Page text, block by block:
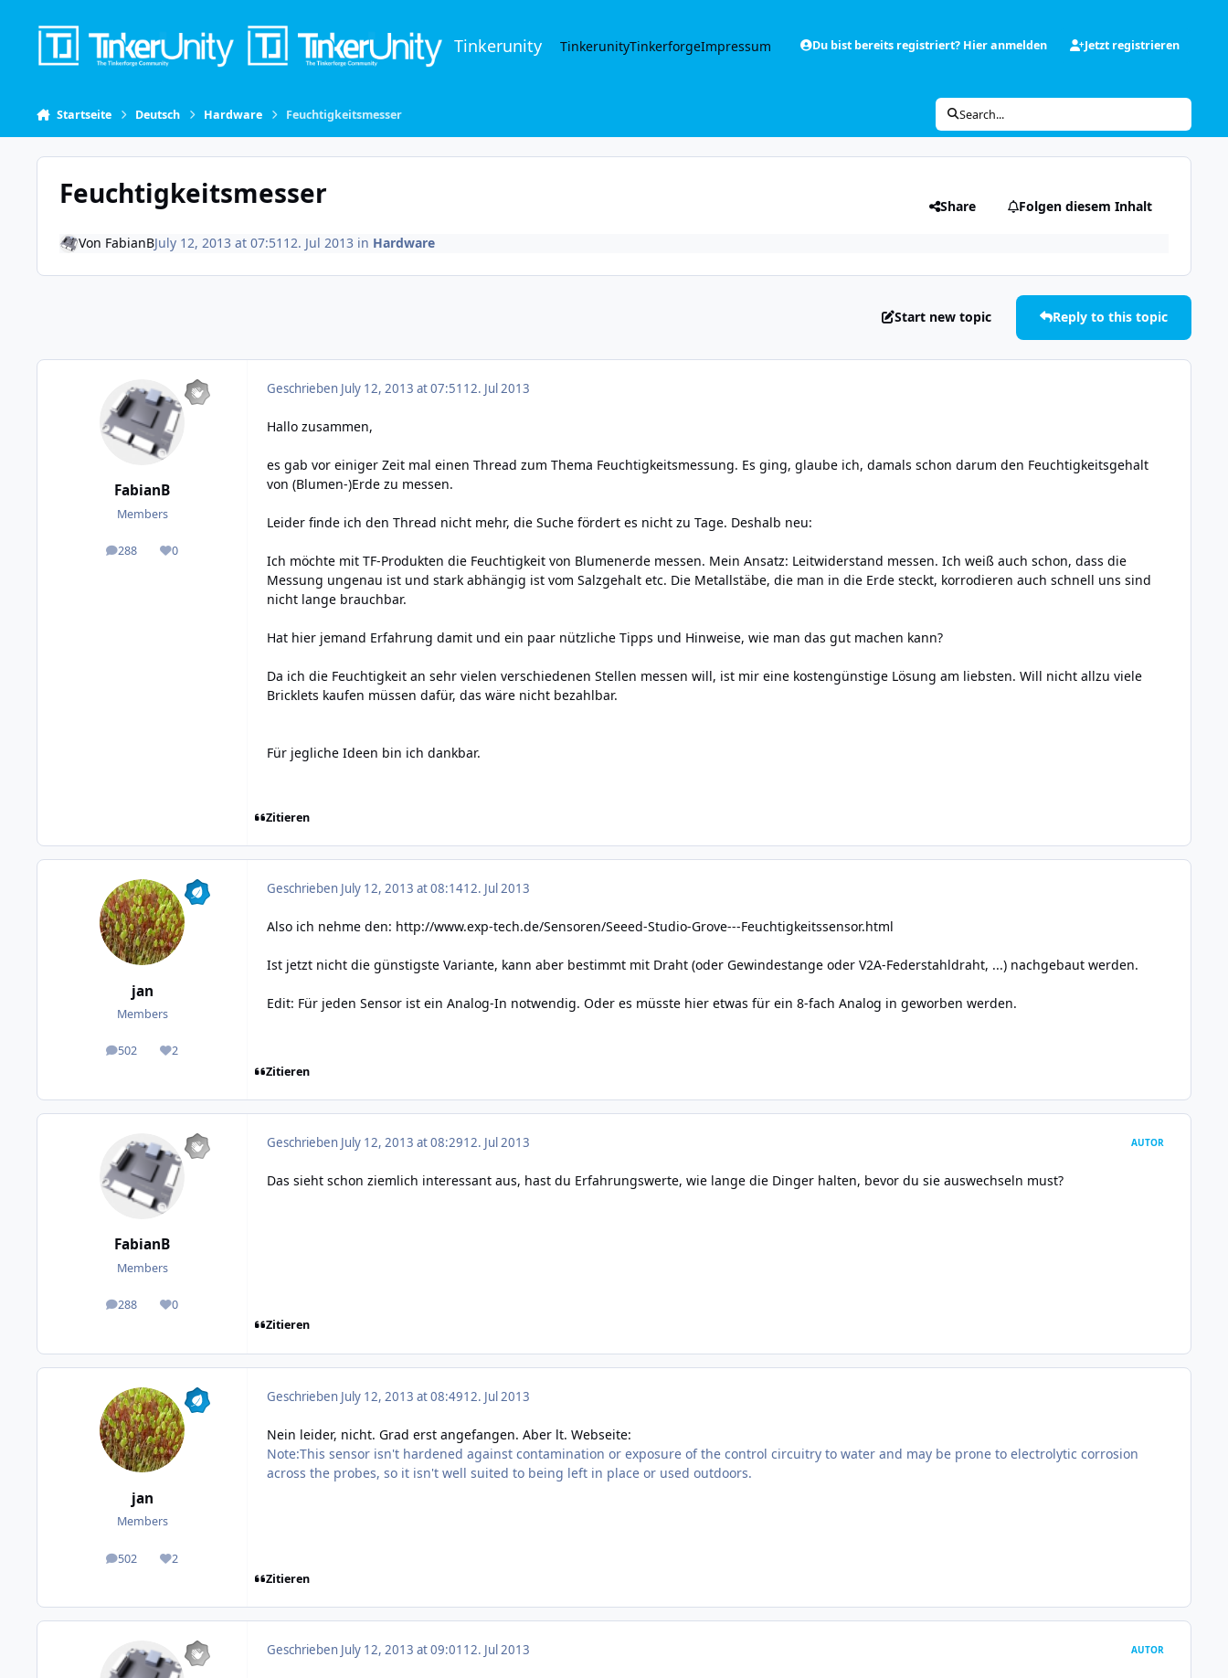
Tinkerunity TinkerunityTinkerforgeImpressum Du bist bereits registriert? Hier anmelden Jetzt registrieren
Startseite Deutsch Hardware Feuchtigkeitsmesser Search...
Feuchtigkeitsmesser Share Folgen diesem Inhalt
Von FabianBJuly 12, 2013 at 07:51 12. Jul 2013 in Hardware
Start new topic Reply to this topic
FabianB
Members
288
posts 0
Reputation
Geschrieben July 12, 2013 at 07:51 12. Jul 2013
Hallo zusammen,
es gab vor einiger Zeit mal einen Thread zum Thema Feuchtigkeitsmessung. Es ging, glaube ich, damals schon darum den Feuchtigkeitsgehalt
von (Blumen-)Erde zu messen.
Leider finde ich den Thread nicht mehr, die Suche fördert es nicht zu Tage. Deshalb neu:
Ich möchte mit TF-Produkten die Feuchtigkeit von Blumenerde messen. Mein Ansatz: Leitwiderstand messen. Ich weiß auch schon, dass die
Messung ungenau ist und stark abhängig ist vom Salzgehalt etc. Die Metallstäbe, die man in die Erde steckt, korrodieren auch schnell uns sind
nicht lange brauchbar.
Hat hier jemand Erfahrung damit und ein paar nützliche Tipps und Hinweise, wie man das gut machen kann?
Da ich die Feuchtigkeit an sehr vielen verschiedenen Stellen messen will, ist mir eine kostengünstige Lösung am liebsten. Will nicht allzu viele
Bricklets kaufen müssen dafür, das wäre nicht bezahlbar.
Für jegliche Ideen bin ich dankbar.
Zitieren
jan
Members
502
posts 2
Reputation
Geschrieben July 12, 2013 at 08:1412. Jul 2013
Also ich nehme den: http://www.exp-tech.de/Sensoren/Seeed-Studio-Grove---Feuchtigkeitssensor.html
Ist jetzt nicht die günstigste Variante, kann aber bestimmt mit Draht (oder Gewindestange oder V2A-Federstahldraht, ...) nachgebaut werden.
Edit: Für jeden Sensor ist ein Analog-In notwendig. Oder es müsste hier etwas für ein 8-fach Analog in geworben werden.
Zitieren
FabianB
Members
288
posts 0
Reputation
Geschrieben July 12, 2013 at 08:2912. Jul 2013 AUTOR
Das sieht schon ziemlich interessant aus, hast du Erfahrungswerte, wie lange die Dinger halten, bevor du sie auswechseln must?
Zitieren
jan
Members
502
posts 2
Reputation
Geschrieben July 12, 2013 at 08:4912. Jul 2013
Nein leider, nicht. Grad erst angefangen. Aber lt. Webseite:
Note:This sensor isn't hardened against contamination or exposure of the control circuitry to water and may be prone to electrolytic corrosion
across the probes, so it isn't well suited to being left in place or used outdoors.
Zitieren
Geschrieben July 12, 2013 at 09:01 12. Jul 2013 AUTOR